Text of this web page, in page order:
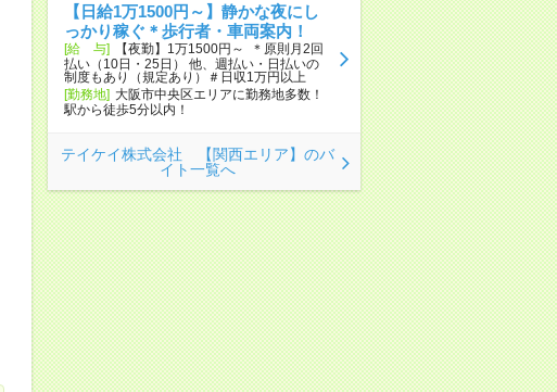
【日給1万1500円～】静かな夜にし
っかり稼ぐ＊歩行者・車両案内！
[給 与]
【夜勤】1万1500円～ ＊原則月2回
払い（10日・25日） 他、週払い・日払いの
制度もあり（規定あり）＃日収1万円以上
[勤務地] 大阪市中央区エリアに勤務地多数！
駅から徒歩5分以内！
テイケイ株式会社 【関西エリア】のバ
イト一覧へ